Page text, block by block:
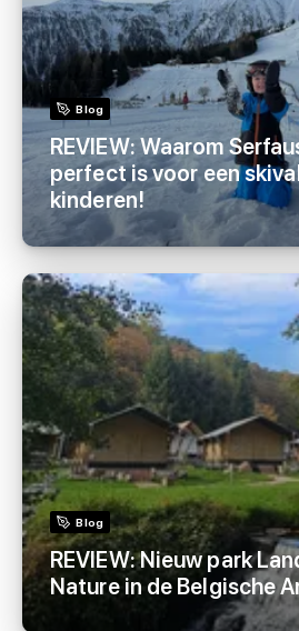
Blog
REVIEW: Waarom
perfect is voor een
kinderen!
Blog
REVIEW: Nieuw park
Nature in de Belgische